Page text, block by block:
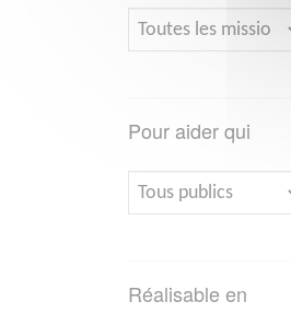
Pour aider qui
Réalisable en